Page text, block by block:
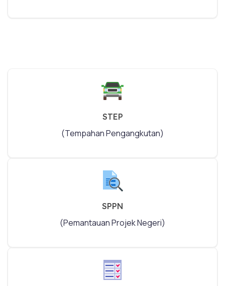
STEP
(Tempahan Pengangkutan)
SPPN
(Pemantauan Projek Negeri)